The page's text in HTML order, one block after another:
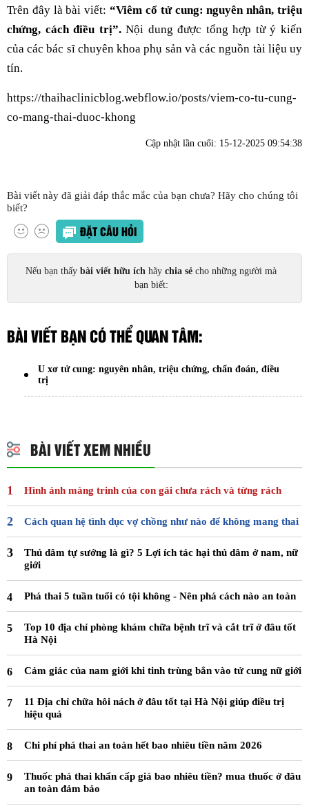
Trên đây là bài viết:“Viêm cổ tử cung: nguyên nhân, triệu
chứng, cách điều trị”.Nội dung được tổng hợp từ ý kiến
của các bác sĩ chuyên khoa phụ sản và các nguồn tài liệu uy
tín.
https://thaihaclinicblog.webflow.io/posts/viem-co-tu-cung-
co-mang-thai-duoc-khong
Cập nhật lần cuối: 15-12-2025 09:54:38
Bài viết này đã giải đáp thắc mắc của bạn chưa? Hãy cho chúng tôi
biết?
ĐẶT CÂU HỎI
Nếu bạn thấy bài viết hữu ích hãy chia sẻ cho những người mà
bạn biết:
BÀI VIẾT BẠN CÓ THỂ QUAN TÂM:
U xơ tử cung: nguyên nhân, triệu chứng, chẩn đoán, điều
trị
BÀI VIẾT XEM NHIỀU
Hình ảnh màng trinh của con gái chưa rách và từng rách
Cách quan hệ tình dục vợ chồng như nào để không mang thai
Thủ dâm tự sướng là gì? 5 Lợi ích tác hại thủ dâm ở nam, nữ
giới
Phá thai 5 tuần tuổi có tội không - Nên phá cách nào an toàn
Top 10 địa chỉ phòng khám chữa bệnh trĩ và cắt trĩ ở đâu tốt
Hà Nội
Cảm giác của nam giới khi tinh trùng bắn vào tử cung nữ giới
11 Địa chỉ chữa hôi nách ở đâu tốt tại Hà Nội giúp điều trị
hiệu quả
Chi phí phá thai an toàn hết bao nhiêu tiền năm 2026
Thuốc phá thai khẩn cấp giá bao nhiêu tiền? mua thuốc ở đâu
an toàn đảm bảo